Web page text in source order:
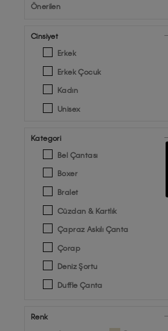
Önerilen
Cinsiyet
Erkek
Erkek Çocuk
Kadın
Unisex
Kategori
Bel Çantası
Boxer
Bralet
Cüzdan & Kartlık
Çapraz Askılı Çanta
Çorap
Deniz Şortu
Duffle Çanta
Renk